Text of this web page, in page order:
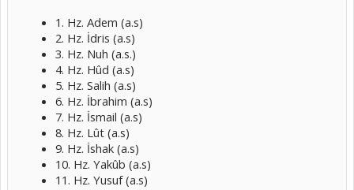
1. Hz. Adem (a.s)
2. Hz. İdris (a.s)
3. Hz. Nuh (a.s.)
4. Hz. Hûd (a.s)
5. Hz. Salih (a.s)
6. Hz. İbrahim (a.s)
7. Hz. İsmail (a.s)
8. Hz. Lût (a.s)
9. Hz. İshak (a.s)
10. Hz. Yakûb (a.s)
11. Hz. Yusuf (a.s)